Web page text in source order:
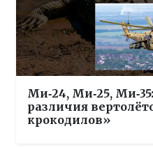
Ми‑24, Ми‑25,
различия
крокодилов»